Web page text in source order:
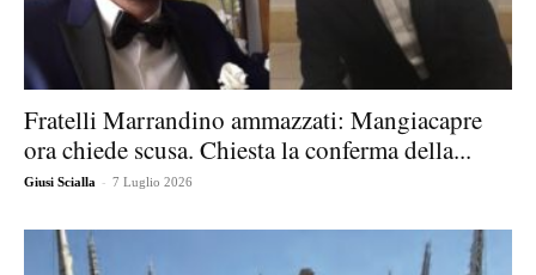
Fratelli Marrandino ammazzati: Mangiacapre
ora chiede scusa. Chiesta la conferma della...
Giusi Scialla - 7 Luglio 2026